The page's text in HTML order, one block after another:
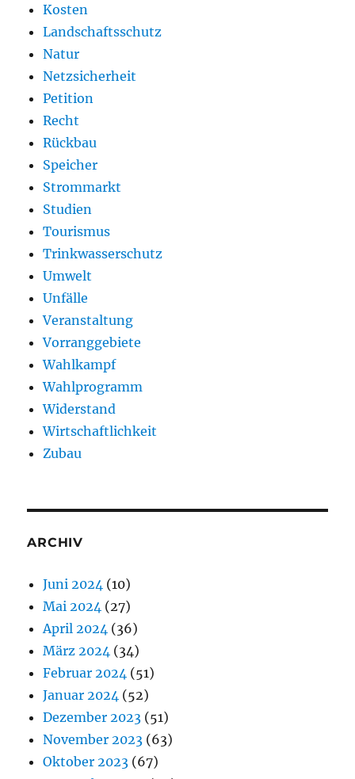
Kosten
Landschaftsschutz
Natur
Netzsicherheit
Petition
Recht
Rückbau
Speicher
Strommarkt
Studien
Tourismus
Trinkwasserschutz
Umwelt
Unfälle
Veranstaltung
Vorranggebiete
Wahlkampf
Wahlprogramm
Widerstand
Wirtschaftlichkeit
Zubau
ARCHIV
Juni 2024 (10)
Mai 2024 (27)
April 2024 (36)
März 2024 (34)
Februar 2024 (51)
Januar 2024 (52)
Dezember 2023 (51)
November 2023 (63)
Oktober 2023 (67)